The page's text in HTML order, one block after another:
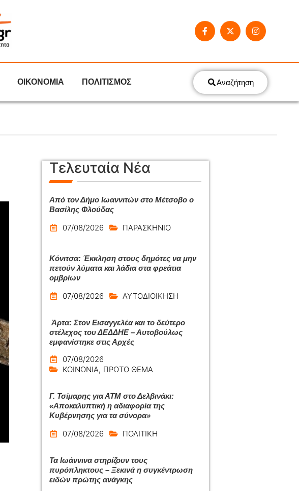
ΟΙΚΟΝΟΜΙΑ ΠΟΛΙΤΙΣΜΟΣ Αναζήτηση
Τελευταία Νέα
Από τον Δήμο Ιωαννιτών στο Μέτσοβο ο
Βασίλης Φλούδας
07/08/2026 ΠΑΡΑΣΚΗΝΙΟ
Κόνιτσα: Έκκληση στους δημότες να μην
πετούν λύματα και λάδια στα φρεάτια
ομβρίων
07/08/2026 ΑΥΤΟΔΙΟΙΚΗΣΗ
Άρτα: Στον Εισαγγελέα και το δεύτερο
στέλεχος του ΔΕΔΔΗΕ – Αυτοβούλως
εμφανίστηκε στις Αρχές
07/08/2026
ΚΟΙΝΩΝΙΑ, ΠΡΩΤΟ ΘΕΜΑ
Γ. Τσίμαρης για ΑΤΜ στο Δελβινάκι:
«Αποκαλυπτική η αδιαφορία της
Κυβέρνησης για τα σύνορα»
07/08/2026 ΠΟΛΙΤΙΚΗ
Τα Ιωάννινα στηρίζουν τους
πυρόπληκτους – Ξεκινά η συγκέντρωση
ειδών πρώτης ανάγκης